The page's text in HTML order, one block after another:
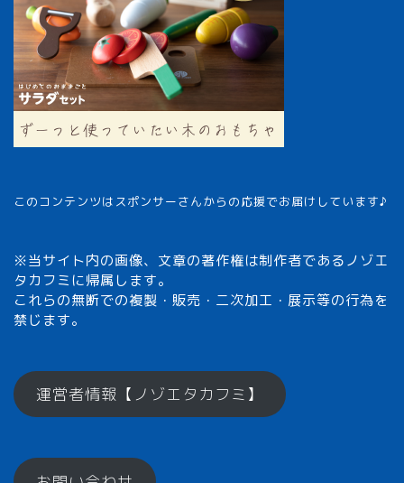
このコンテンツはスポンサーさんからの応援でお届けしています♪
※当サイト内の画像、文章の著作権は制作者であるノゾエ
タカフミに帰属します。
これらの無断での複製・販売・二次加工・展示等の行為を
禁じます。
運営者情報【ノゾエタカフミ】
メモざるとは？